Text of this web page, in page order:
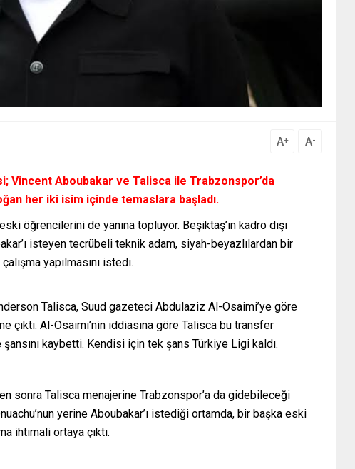
A+ A-
Vincent Aboubakar ve Talisca ile Trabzonspor’da
her iki isim içinde temaslara başladı.
öğrencilerini de yanına topluyor. Beşiktaş’ın kadro dışı
isteyen tecrübeli teknik adam, siyah-beyazlılardan bir
yapılmasını istedi.
Talisca, Suud gazeteci Abdulaziz Al-Osaimi’ye göre
çıktı. Al-Osaimi’nin iddiasına göre Talisca bu transfer
kaybetti. Kendisi için tek şans Türkiye Ligi kaldı.
sonra Talisca menajerine Trabzonspor’a da gidebileceği
yerine Aboubakar’ı istediği ortamda, bir başka eski
ihtimali ortaya çıktı.